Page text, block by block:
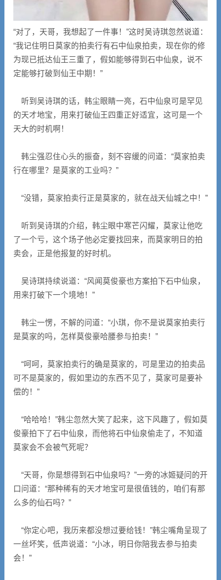
“对了，天哥，我想起了一件事！”这时吴诗琪忽然说道：
“我记住明日莫家的拍卖行有石中仙泉拍卖，现在你的修
为现已抵达仙王三重了，假如能够得到石中仙泉，说不
定能够打破到仙王中期！”
听到吴诗琪的话，韩尘眼睛一亮，石中仙泉可是罕见
的天才地宝，用来打破仙王四重正好适宜，这可是一个
天大的时机啊！
韩尘强忍住心头的振奋，刻不容缓的问道：“莫家拍卖
行在哪里？是莫家的工业吗？”
“没错，莫家拍卖行正是莫家的，就在战天仙城之中！”
听到吴诗琪的介绍，韩尘眼中寒芒闪耀，莫家让他吃
了一个亏，这个场子他必定要找回来，而莫家明日的拍
卖会，正是他报复的好时机。
吴诗琪持续说道：“风闻莫俊豪也方案拍下石中仙泉，
用来打破下一个境地！”
韩尘一愣，不解的问道：“小琪，你不是说莫家拍卖行
是莫家的吗，怎样莫俊豪哈腰参与拍卖！”
“呵呵，莫家拍卖行的确是莫家的，可是里边的拍卖品
可不是莫家的，假如里边的东西不见了，莫家可是要补
偿的！”
“哈哈哈！”韩尘忽然大笑了起来，这下风趣了，假如莫
俊豪拍下了石中仙泉，而他将石中仙泉偷走了，不知道
莫家会不会被气死呢？
“天哥，你是想得到石中仙泉吗？”一旁的冰姬疑问的开
口问道：“那种稀有的天才地宝可是很值钱的，咱们有那
么多的仙石吗？”
“你定心吧，我历来都没想过要给钱！”韩尘嘴角呈现了
一丝坏笑，低声说道：“小冰，明日你陪我去参与拍卖
会！”